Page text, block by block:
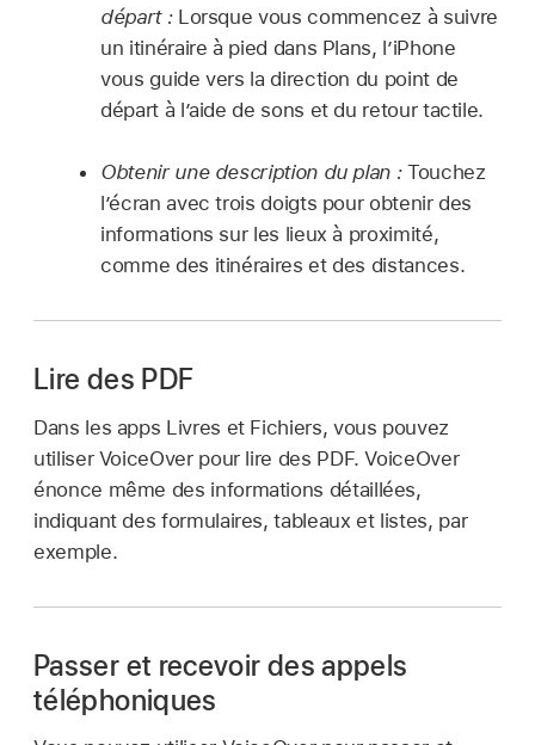
départ :Lorsque vous commencez à suivre
un itinéraire à pied dans Plans, l’iPhone
vous guide vers la direction du point de
départ à l’aide de sons et du retour tactile.
Obtenir une description du plan :Touchez
l’écran avec trois doigts pour obtenir des
informations sur les lieux à proximité,
comme des itinéraires et des distances.
Lire des PDF
Dans les apps Livres et Fichiers, vous pouvez
utiliser VoiceOver pour lire des PDF. VoiceOver
énonce même des informations détaillées,
indiquant des formulaires, tableaux et listes, par
exemple.
Passer et recevoir des appels
téléphoniques